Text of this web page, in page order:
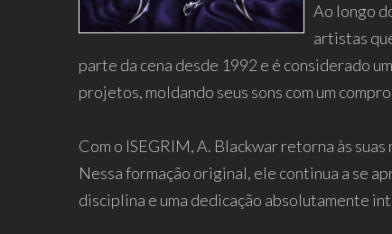
Ao longo
artistas
parte da cena desde 1992 e é considerado
projetos, moldando seus sons com um
Com o ISEGRIM, A. Blackwar retorna às
Nessa formação original, ele continua a se
disciplina e uma dedicação absolutamente